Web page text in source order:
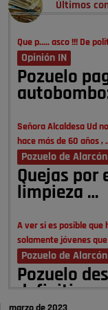
Últimos
Que p..... asco !!! De
Opinión IN
Pozuelo
Señora Alcaldesa Ud
hace más de 60 años ,
Pozuelo de Alarcón
Quejas por
limpieza …
A ver si es posible
solamente jóvenes
Pozuelo de Alarcón
Pozuelo